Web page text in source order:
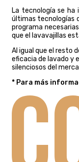
La tecnología se ha
últimas tecnologías
programa
que el lavavajillas
Al igual que el resto
eficacia de lavado y
silenciosos del
* Para más